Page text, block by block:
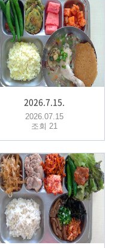
2026.7.15.
2026.07.15
조회 21